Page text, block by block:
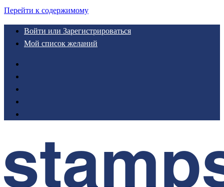
Перейти к содержимому
Войти или Зарегистрироваться
Мой список желаний